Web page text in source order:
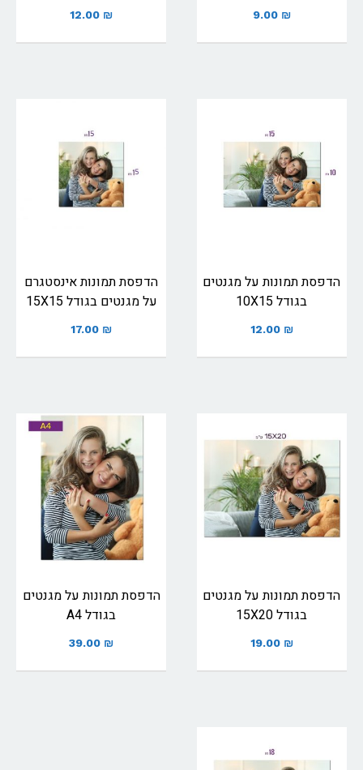
9.00 ₪
12.00 ₪
הדפסת תמונות על מגנטים
בגודל 10X15
12.00 ₪
הדפסת תמונות אינסטגרם
על מגנטים בגודל 15X15
17.00 ₪
הדפסת תמונות על מגנטים
בגודל 15X20
19.00 ₪
הדפסת תמונות על מגנטים
בגודל A4
39.00 ₪